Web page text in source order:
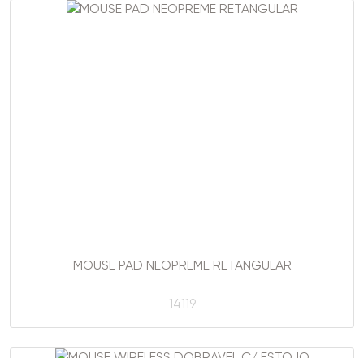
MOUSE PAD NEOPREME RETANGULAR
14119